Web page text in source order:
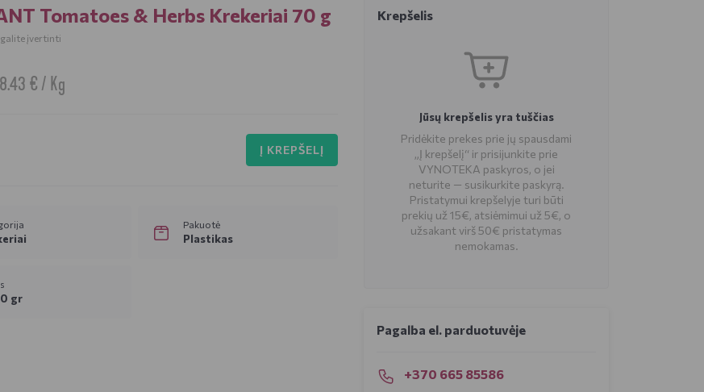
Krepšelis
Jūsų krepšelis yra tuščias
Pridėkite prekes prie jų spausdami
„Į krepšelį“ ir prisijunkite prie
VYNOTEKA paskyros, o jei
neturite — susikurkite paskyrą.
Pristatymui krepšelyje turi būti
prekių už 15€, atsiėmimui už 5€, o
užsakant virš 50€ pristatymas
nemokamas.
Pagalba el. parduotuvėje
+370 665 85586
Tomatoes & Herbs Krekeriai 70 g
įvertinti
€ / Kg
Į KREPŠELĮ
Pakuotė
Plastikas
gr